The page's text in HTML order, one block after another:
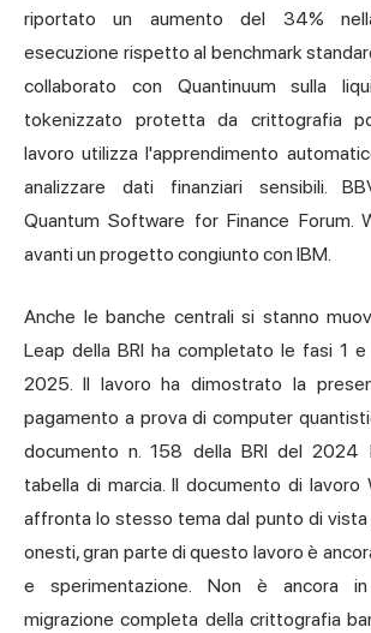
riportato un aumento del 34%
esecuzione rispetto al benchmark
collaborato con Quantinuum sulla
tokenizzato protetta da crittografia
lavoro utilizza l'apprendimento
analizzare dati finanziari sensibili.
Quantum Software for Finance Forum.
avanti un progetto congiunto con IBM.
Anche le banche centrali si stanno
Leap della BRI ha completato le fasi 1
2025. Il lavoro ha dimostrato la
pagamento a prova di computer
documento n. 158 della BRI del 2024
tabella di marcia. Il documento di lavoro
affronta lo stesso tema dal punto di vista
onesti, gran parte di questo lavoro è
e sperimentazione. Non è ancora
migrazione completa della crittografia